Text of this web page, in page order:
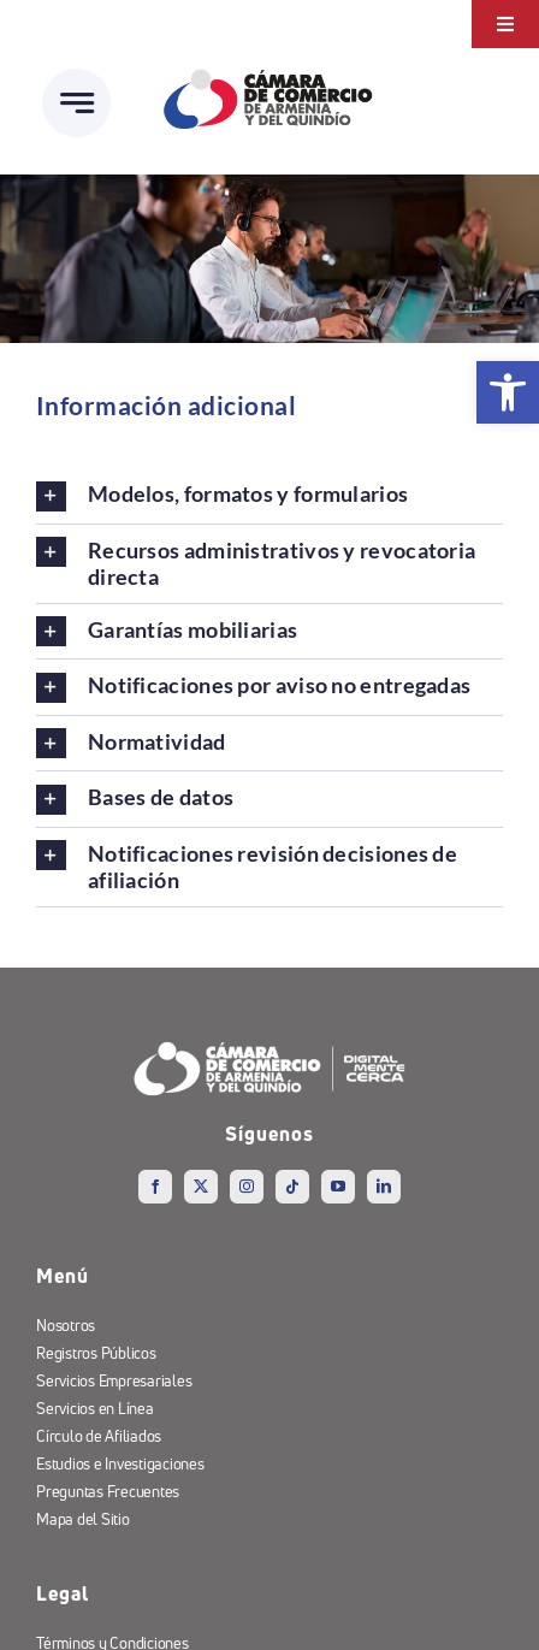
Abrir
contenido
Estudios e Investigaciones
Círculo de afiliados
Información adicional
Modelos, formatos y formularios
Recursos administrativos y revocatoria
directa
Garantías mobiliarias
Notificaciones por aviso no entregadas
Normatividad
Bases de datos
Notificaciones revisión decisiones de
afiliación
Síguenos
Menú
Nosotros
Registros Públicos
Servicios Empresariales
Servicios en Línea
Círculo de Afiliados
Estudios e Investigaciones
Preguntas Frecuentes
Mapa del Sitio
Legal
Términos y Condiciones